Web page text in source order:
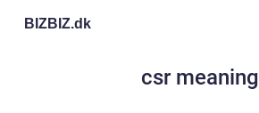
BIZBIZ.dk
csr meaning